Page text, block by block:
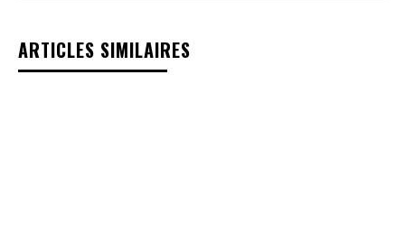
ARTICLES SIMILAIRES